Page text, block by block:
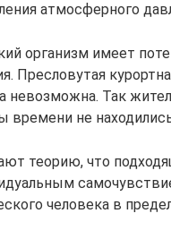
атмосферного
организм имеет
Пресловутая
невозможна. Так
времени не
теорию, что
человека в